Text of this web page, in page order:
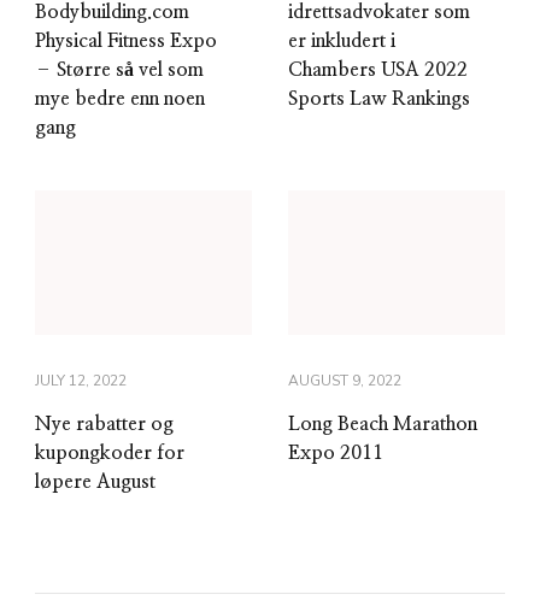
Bodybuilding.com
Physical Fitness Expo
– Større så vel som
mye bedre enn noen
gang
idrettsadvokater som
er inkludert i
Chambers USA 2022
Sports Law Rankings
JULY 12, 2022
Nye rabatter og
kupongkoder for
løpere August
AUGUST 9, 2022
Long Beach Marathon
Expo 2011